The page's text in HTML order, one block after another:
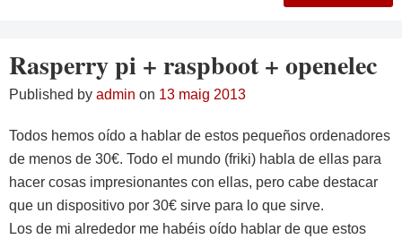
Rasperry pi + raspboot + openelec
Published by admin on 13 maig 2013
Todos hemos oído a hablar de estos pequeños ordenadores
de menos de 30€. Todo el mundo (friki) habla de ellas para
hacer cosas impresionantes con ellas, pero cabe destacar
que un dispositivo por 30€ sirve para lo que sirve.
Los de mi alrededor me habéis oído hablar de que estos